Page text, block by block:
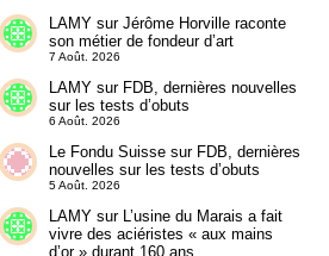
LAMYsur Jérôme Horville raconte
son métier de fondeur d’art
7 Août. 2026
LAMYsur FDB, dernières nouvelles
sur les tests d’obuts
6 Août. 2026
Le Fondu Suissesur FDB, dernières
nouvelles sur les tests d’obuts
5 Août. 2026
LAMYsur L’usine du Marais a fait
vivre des aciéristes « aux mains
d’or » durant 160 ans.